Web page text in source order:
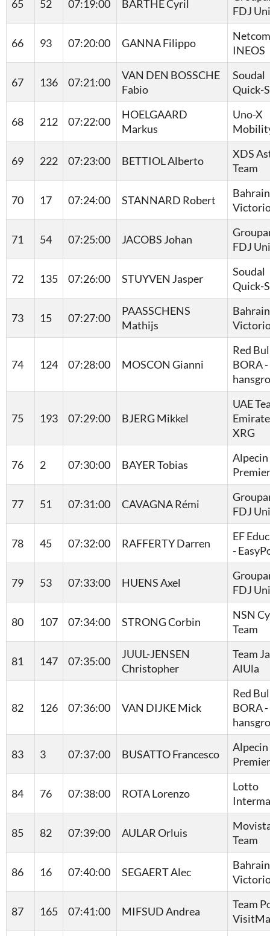
65 52 07:19:00 BARTHE Cyril
FDJ
66 93 07:20:00 GANNA Filippo
INEOS
67 136 07:21:00
VAN DEN BOSSCHE
Fabio
Soudal
Quick-
68 212 07:22:00
HOELGAARD
Markus
Uno-X
69 222 07:23:00 BETTIOL Alberto
XDS
Team
70 17 07:24:00 STANNARD Robert
71 54 07:25:00 JACOBS Johan
FDJ
72 135 07:26:00 STUYVEN Jasper
Soudal
Quick-
73 15 07:27:00
PAASSCHENS
Mathijs
74 124 07:28:00 MOSCON Gianni
Red
BORA -
75 193 07:29:00 BJERG Mikkel
UAE
XRG
76 2 07:30:00 BAYER Tobias
Alpecin
77 51 07:31:00 CAVAGNA Rémi
FDJ
78 45 07:32:00 RAFFERTY Darren
EF
-
79 53 07:33:00 HUENS Axel
FDJ
80 107 07:34:00 STRONG Corbin
NSN
Team
81 147 07:35:00
JUUL-JENSEN
Christopher
Team
AlUla
82 126 07:36:00 VAN DIJKE Mick
Red
BORA -
83 3 07:37:00 BUSATTO Francesco
Alpecin
84 76 07:38:00 ROTA Lorenzo
Lotto
85 82 07:39:00 AULAR Orluis
Team
86 16 07:40:00 SEGAERT Alec
87 165 07:41:00 MIFSUD Andrea
Team